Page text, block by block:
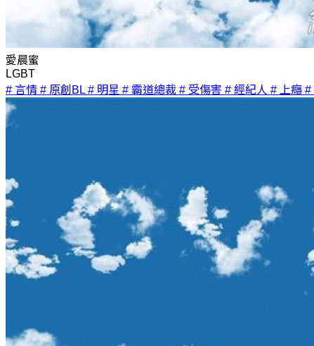
愛晨蜜
LGBT
# 言情 # 原創BL # 明星 # 霸道總裁 # 受傷害 # 經紀人 # 上癮 #